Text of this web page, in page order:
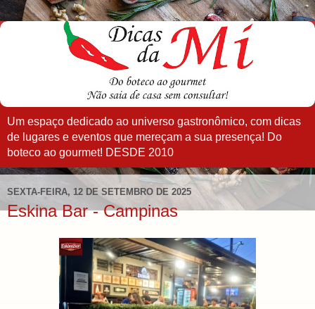
Um espaço dedicado ao universo gastronômico, com dicas
de lugares e eventos que mereçam a sua presença! Do
boteco ao gourmet! DESDE 2010
SEXTA-FEIRA, 12 DE SETEMBRO DE 2025
Eskina Bar - Campinas